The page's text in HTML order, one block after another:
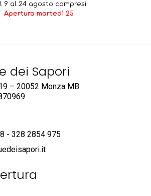
9 al 24 agosto compresi
Apertura martedì 25
dei Sapori
– 20052 Monza MB
- 328 2854 975